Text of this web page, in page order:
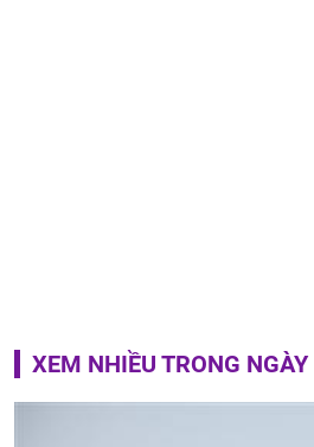
XEM NHIỀU TRONG NGÀY